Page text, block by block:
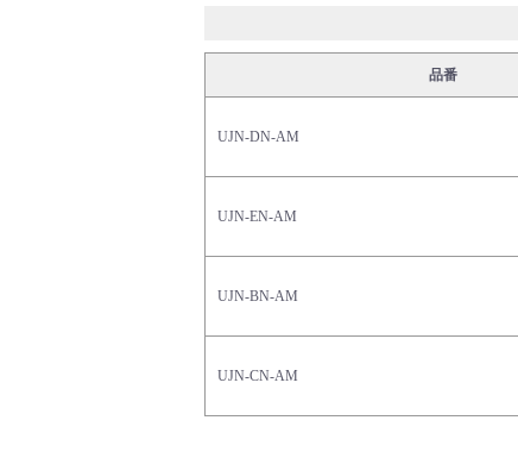
よくあるご質問(FAQ)・用語集
Cv値・流量計算ツール
品番
UJN-DN-AM
UJN-EN-AM
UJN-BN-AM
UJN-CN-AM